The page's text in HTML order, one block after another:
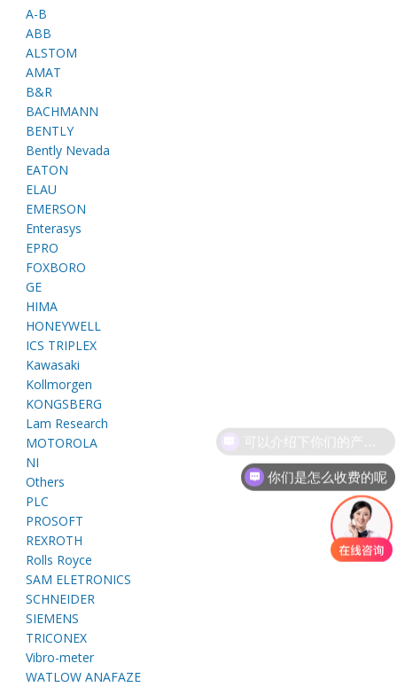
A-B
ABB
ALSTOM
AMAT
B&R
BACHMANN
BENTLY
Bently Nevada
EATON
ELAU
EMERSON
Enterasys
EPRO
FOXBORO
GE
HIMA
HONEYWELL
ICS TRIPLEX
Kawasaki
Kollmorgen
KONGSBERG
Lam Research
MOTOROLA
NI
Others
PLC
PROSOFT
REXROTH
Rolls Royce
SAM ELETRONICS
SCHNEIDER
SIEMENS
TRICONEX
Vibro-meter
WATLOW ANAFAZE
你们是怎么收费的呢